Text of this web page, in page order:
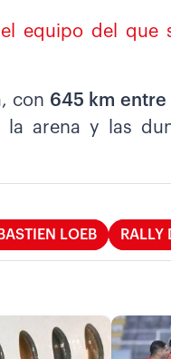
equipo del que
con 645 km entre
arena y las
LOEB RALLY